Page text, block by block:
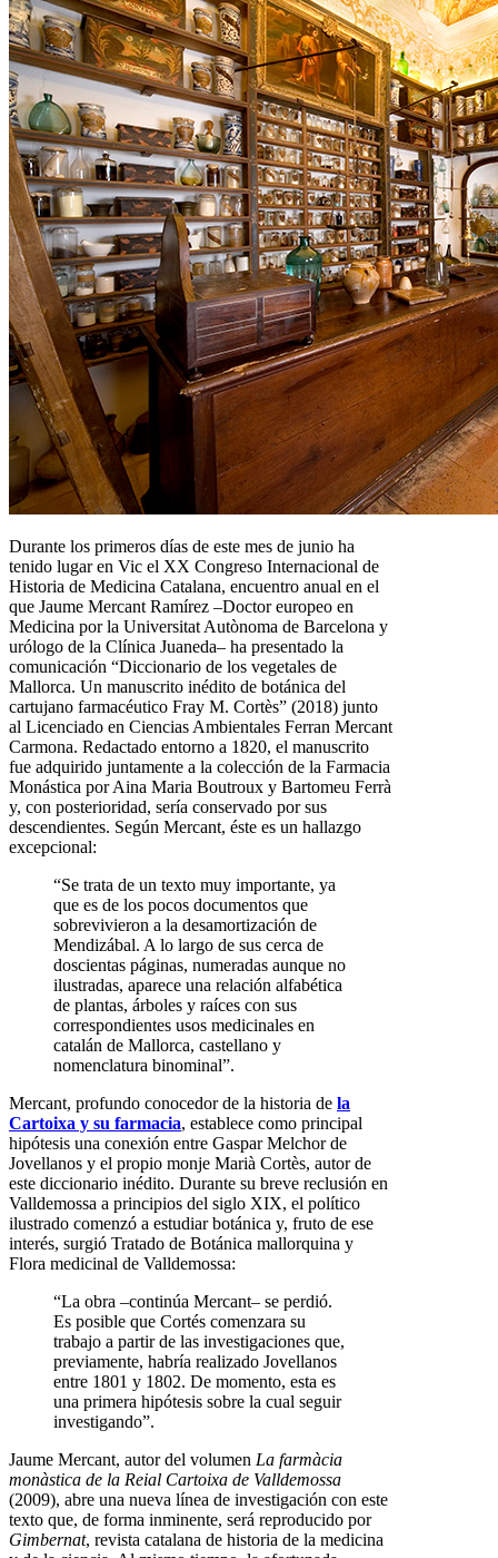
Durante los primeros días de este mes de junio ha
tenido lugar en Vic el XX Congreso Internacional de
Historia de Medicina Catalana, encuentro anual en el
que Jaume Mercant Ramírez –Doctor europeo en
Medicina por la Universitat Autònoma de Barcelona y
urólogo de la Clínica Juaneda– ha presentado la
comunicación “Diccionario de los vegetales de
Mallorca. Un manuscrito inédito de botánica del
cartujano farmacéutico Fray M. Cortès” (2018) junto
al Licenciado en Ciencias Ambientales Ferran Mercant
Carmona. Redactado entorno a 1820, el manuscrito
fue adquirido juntamente a la colección de la Farmacia
Monástica por Aina Maria Boutroux y Bartomeu Ferrà
y, con posterioridad, sería conservado por sus
descendientes. Según Mercant, éste es un hallazgo
excepcional:
“Se trata de un texto muy importante, ya
que es de los pocos documentos que
sobrevivieron a la desamortización de
Mendizábal. A lo largo de sus cerca de
doscientas páginas, numeradas aunque no
ilustradas, aparece una relación alfabética
de plantas, árboles y raíces con sus
correspondientes usos medicinales en
catalán de Mallorca, castellano y
nomenclatura binominal”.
Mercant, profundo conocedor de la historia de la
Cartoixa y su farmacia, establece como principal
hipótesis una conexión entre Gaspar Melchor de
Jovellanos y el propio monje Marià Cortès, autor de
este diccionario inédito. Durante su breve reclusión en
Valldemossa a principios del siglo XIX, el político
ilustrado comenzó a estudiar botánica y, fruto de ese
interés, surgió Tratado de Botánica mallorquina y
Flora medicinal de Valldemossa:
“La obra –continúa Mercant– se perdió.
Es posible que Cortés comenzara su
trabajo a partir de las investigaciones que,
previamente, habría realizado Jovellanos
entre 1801 y 1802. De momento, esta es
una primera hipótesis sobre la cual seguir
investigando”.
Jaume Mercant, autor del volumen La farmàcia
monàstica de la Reial Cartoixa de Valldemossa
(2009), abre una nueva línea de investigación con este
texto que, de forma inminente, será reproducido por
Gimbernat, revista catalana de historia de la medicina